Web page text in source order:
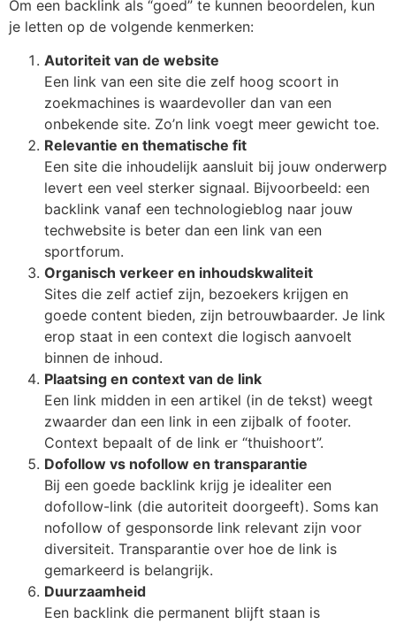
Om een backlink als “goed” te kunnen beoordelen, kun
je letten op de volgende kenmerken:
Autoriteit van de website
Een link van een site die zelf hoog scoort in
zoekmachines is waardevoller dan van een
onbekende site. Zo’n link voegt meer gewicht toe.
Relevantie en thematische fit
Een site die inhoudelijk aansluit bij jouw onderwerp
levert een veel sterker signaal. Bijvoorbeeld: een
backlink vanaf een technologieblog naar jouw
techwebsite is beter dan een link van een
sportforum.
Organisch verkeer en inhoudskwaliteit
Sites die zelf actief zijn, bezoekers krijgen en
goede content bieden, zijn betrouwbaarder. Je link
erop staat in een context die logisch aanvoelt
binnen de inhoud.
Plaatsing en context van de link
Een link midden in een artikel (in de tekst) weegt
zwaarder dan een link in een zijbalk of footer.
Context bepaalt of de link er “thuishoort”.
Dofollow vs nofollow en transparantie
Bij een goede backlink krijg je idealiter een
dofollow-link (die autoriteit doorgeeft). Soms kan
nofollow of gesponsorde link relevant zijn voor
diversiteit. Transparantie over hoe de link is
gemarkeerd is belangrijk.
Duurzaamheid
Een backlink die permanent blijft staan is